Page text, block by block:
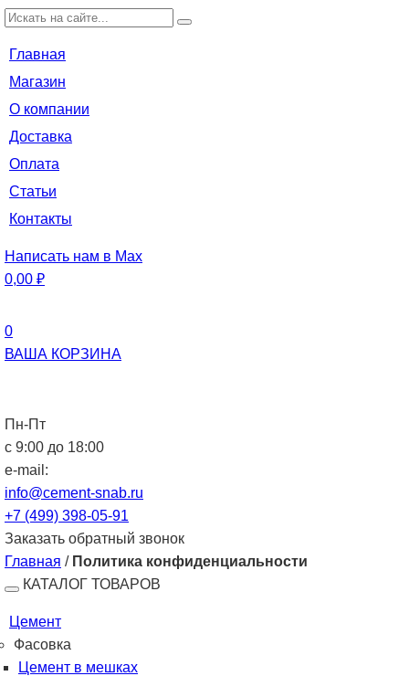
Главная
Магазин
О компании
Доставка
Оплата
Статьи
Контакты
Написать нам в Max
0,00 ₽
0
ВАША КОРЗИНА
Пн-Пт
с 9:00 до 18:00
e-mail:
info@cement-snab.ru
+7 (499) 398-05-91
Заказать обратный звонок
Главная / Политика конфиденциальности
КАТАЛОГ ТОВАРОВ
Цемент
Фасовка
Цемент в мешках